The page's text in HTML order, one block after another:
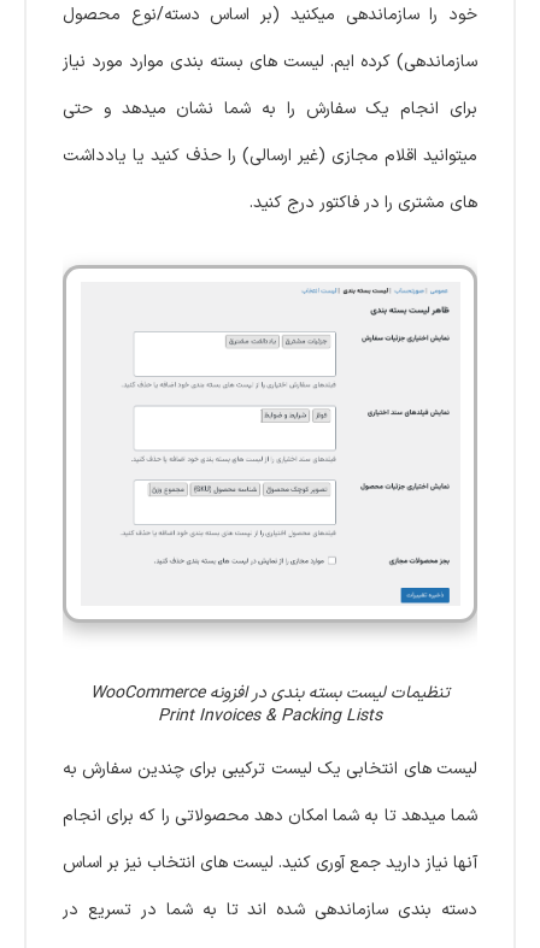
خود را سازماندهی میکنید (بر اساس دسته/نوع محصول
سازماندهی) کرده ایم. لیست های بسته بندی موارد مورد نیاز
برای انجام یک سفارش را به شما نشان میدهد و حتی
میتوانید اقلام مجازی (غیر ارسالی) را حذف کنید یا یادداشت
های مشتری را در فاکتور درج کنید.
تنظیمات لیست بسته بندی در افزونه WooCommerce
Print Invoices & Packing Lists
لیست های انتخابی یک لیست ترکیبی برای چندین سفارش به
شما میدهد تا به شما امکان دهد محصولاتی را که برای انجام
آنها نیاز دارید جمع آوری کنید. لیست های انتخاب نیز بر اساس
دسته بندی سازماندهی شده اند تا به شما در تسریع در